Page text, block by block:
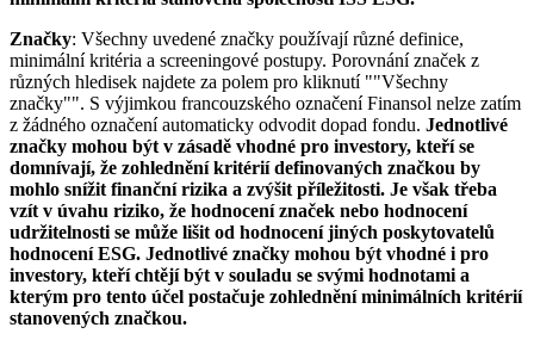
Značky: Všechny uvedené značky používají různé definice,
minimální kritéria a screeningové postupy. Porovnání značek z
různých hledisek najdete za polem pro kliknutí ""Všechny
značky"". S výjimkou francouzského označení Finansol nelze zatím
z žádného označení automaticky odvodit dopad fondu. Jednotlivé
značky mohou být v zásadě vhodné pro investory, kteří se
domnívají, že zohlednění kritérií definovaných značkou by
mohlo snížit finanční rizika a zvýšit příležitosti. Je však třeba
vzít v úvahu riziko, že hodnocení značek nebo hodnocení
udržitelnosti se může lišit od hodnocení jiných poskytovatelů
hodnocení ESG. Jednotlivé značky mohou být vhodné i pro
investory, kteří chtějí být v souladu se svými hodnotami a
kterým pro tento účel postačuje zohlednění minimálních kritérií
stanovených značkou.